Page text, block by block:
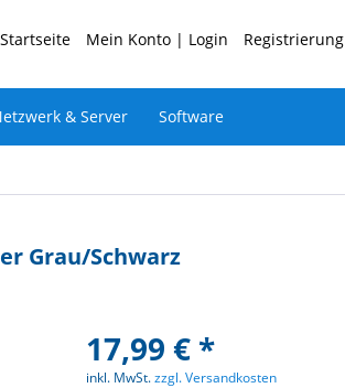
Startseite Mein Konto | Login Registrierung
& Server Software
Grau/Schwarz
17,99 € *
inkl. MwSt.zzgl. Versandkosten